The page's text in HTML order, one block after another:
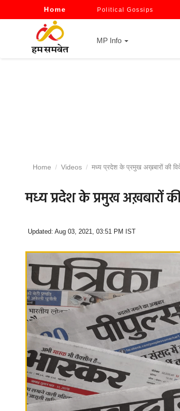
Home Political Gossips
MP Info
Home Videos मध्य प्रदेश के प्रमुख अख़बारों की
मध्य प्रदेश के प्रमुख अख़बारों
Updated: Aug 03, 2021, 03:51 PM IST